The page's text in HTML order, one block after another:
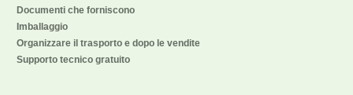
Documenti che forniscono
Imballaggio
Organizzare il trasporto e dopo le vendite
Supporto tecnico gratuito